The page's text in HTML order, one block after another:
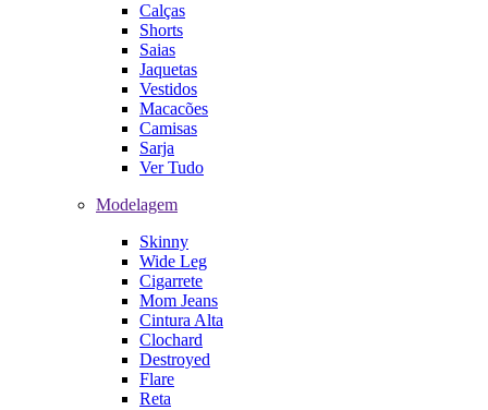
Calças
Shorts
Saias
Jaquetas
Vestidos
Macacões
Camisas
Sarja
Ver Tudo
Modelagem
Skinny
Wide Leg
Cigarrete
Mom Jeans
Cintura Alta
Clochard
Destroyed
Flare
Reta